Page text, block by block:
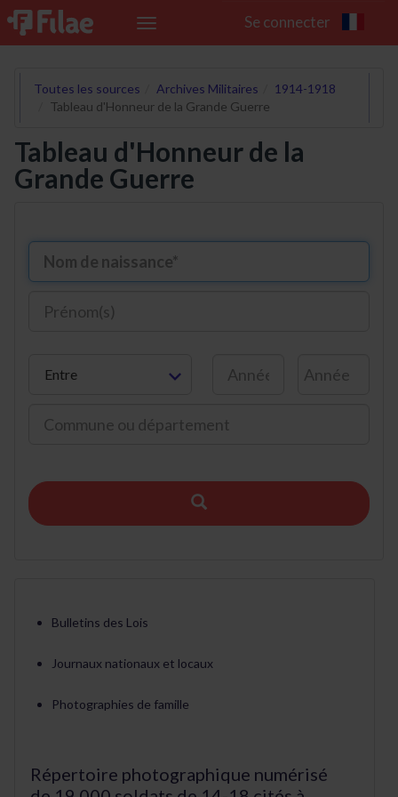
Toggle
Se connecter
Toutes les sources Archives Militaires
1914-1918
Tableau d'Honneur de la Grande Guerre
Tableau d'Honneur de la
Grande Guerre
Entre
Bulletins des Lois
Journaux nationaux et locaux
Photographies de famille
Répertoire photographique numérisé